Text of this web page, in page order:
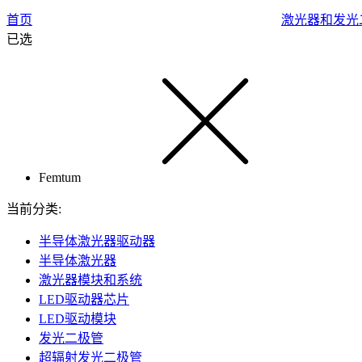
首页 激光器和发光
已选
Femtum
当前分类:
半导体激光器驱动器
半导体激光器
激光器模块和系统
LED驱动器芯片
LED驱动模块
发光二极管
超辐射发光二极管